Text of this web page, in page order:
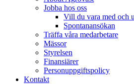
Jobba hos oss
Vill du vara med och
Spontanansökan
Träffa våra medarbetare
Mässor
Styrelsen
Finansiärer
Personuppgiftspolicy
Kontakt